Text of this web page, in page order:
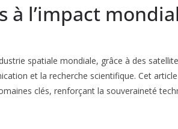
à l’impact mondial
spatiale mondiale, grâce à des
et la recherche scientifique. Cet
clés, renforçant la souveraineté